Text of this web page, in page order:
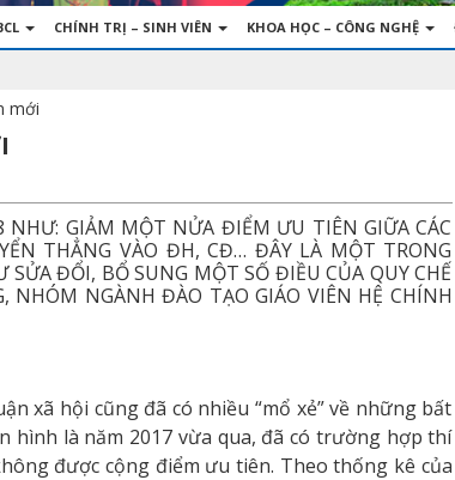
CHÍNH TRỊ – SINH VIÊN KHOA HỌC – CÔNG NGHỆ
mới
GIẢM MỘT NỬA ĐIỂM ƯU TIÊN GIỮA CÁC
THẲNG VÀO ĐH, CĐ… ĐÂY LÀ MỘT TRONG
ĐỔI, BỔ SUNG MỘT SỐ ĐIỀU CỦA QUY CHẾ
NHÓM NGÀNH ĐÀO TẠO GIÁO VIÊN HỆ CHÍNH
xã hội cũng đã có nhiều “mổ xẻ” về những bất
hình là năm 2017 vừa qua, đã có trường hợp thí
được cộng điểm ưu tiên. Theo thống kê của